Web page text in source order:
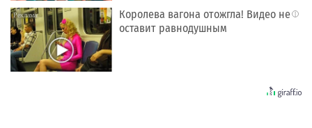
i
Королева вагона отожгла! Видео не
оставит равнодушным